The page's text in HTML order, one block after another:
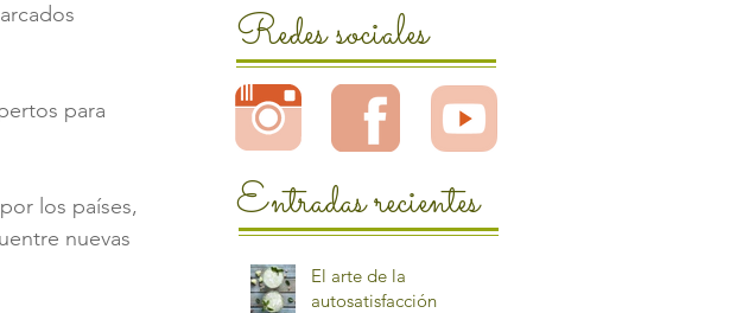
para
los países,
nuevas
Redes sociales
Entradas recientes
El arte de la
autosatisfacción